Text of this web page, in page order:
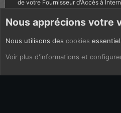
de votre Fournisseur d'Accès à
CoOkies Français (FR)
Nous apprécions votre
Nous utilisons des cookies
Voir plus d'informations et